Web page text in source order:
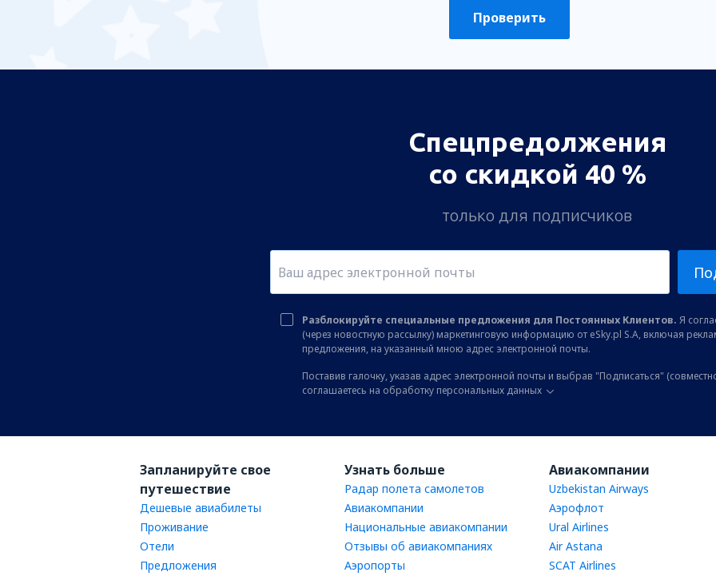
Проверить
Спецпредолжения
со скидкой 40 %
только для подписчиков
Разблокируйте специальные предложения для Постоянных Клиентов. Я
(через новостную рассылку) маркетинговую информацию от eSky.pl S.A, включая
предложения, на указанный мною адрес электронной почты.
Поставив галочку, указав адрес электронной почты и выбрав "Подписаться"
соглашаетесь на обработку персональных данных
Запланируйте свое
путешествие
Дешевые авиабилеты
Проживание
Отели
Предложения
Узнать больше
Радар полета самолетов
Авиакомпании
Национальные авиакомпании
Отзывы об авиакомпаниях
Аэропорты
Авиакомпании
Uzbekistan Airways
Аэрофлот
Ural Airlines
Air Astana
SCAT Airlines